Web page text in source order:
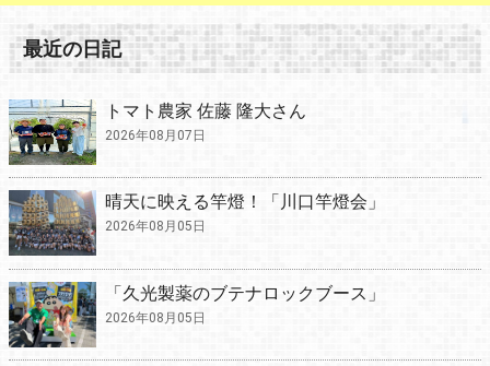
最近の日記
トマト農家 佐藤 隆大さん
2026年08月07日
晴天に映える竿燈！「川口竿燈会」
2026年08月05日
「久光製薬のブテナロックブース」
2026年08月05日